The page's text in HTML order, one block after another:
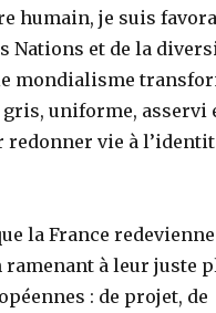
humain, je suis
Nations et de la
mondialisme
uniforme, asservi
redonner vie à
la France redevienne
à leur juste
: de projet, de